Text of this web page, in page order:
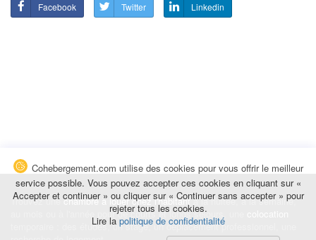
Facebook Twitter Linkedin
Trouvez unechambre à louer chez l'habitantà la nuitée, à la semaine,
au mois ou à l'année pour de courts et longs séjours, une
temporaire : des études, un stage, un déplacement professionnel, une
Cohebergement.com utilise des cookies pour vous offrir le meilleur
service possible. Vous pouvez accepter ces cookies en cliquant sur «
Accepter et continuer » ou cliquer sur « Continuer sans accepter » pour
rejeter tous les cookies.
Lire la politique de confidentialité